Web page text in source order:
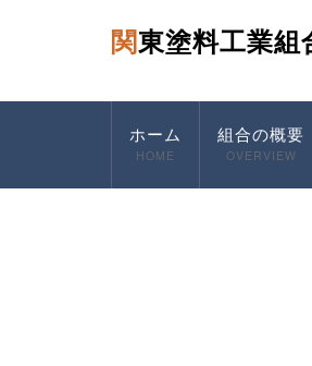
関東塗料工業組
ホーム
HOME
組合の概要
OVERVIEW